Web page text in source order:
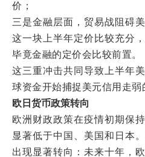
价；
三是金融层面，贸易战阻碍
这一块上半年定价比较充分
毕竟金融的定价会比较前置。
这三重冲击共同导致上半年
球资金开始捕捉美元信用走弱
欧日货币政策转向
欧洲财政政策在疫情初期保
显著低于中国、美国和日本
出现显著转向：未来十年，